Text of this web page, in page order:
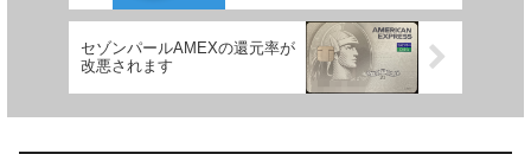
セゾンパールAMEXの還元率が
改悪されます